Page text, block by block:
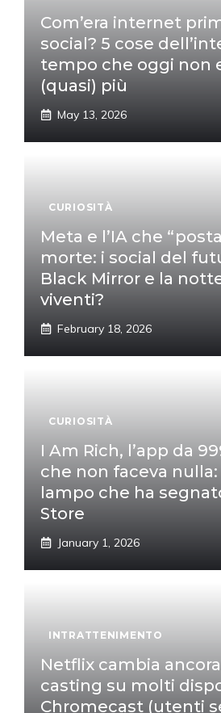
Com’era internet
social? 5 cose
tempo che oggi non
(quasi) più
May 13, 2026
CURIOSITÀ
Meta e l’IA che
morte: i social del
Black Mirror e la
viventi?
February 18, 2026
CURIOSITÀ
I Am Rich, l’app da
che non faceva
lampo che ha
Store
January 1, 2026
INTRATTENIMENTO
Netflix cambia
casting su molti
Chromecast (utenti